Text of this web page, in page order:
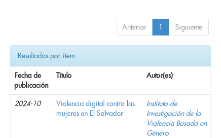
Anterior 1 Siguiente
Resultados por ítem:
Fecha de
publicación
Título Autor(es)
2024-10
Violencia digital contra las
mujeres en El Salvador
Instituto de
Investigación de la
Violencia Basada en
Género